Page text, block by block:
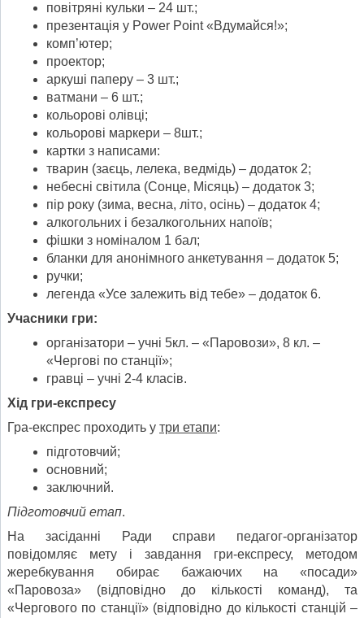
повітряні кульки – 24 шт.;
презентація у Power Point «Вдумайся!»;
комп’ютер;
проектор;
аркуші паперу – 3 шт.;
ватмани – 6 шт.;
кольорові олівці;
кольорові маркери – 8шт.;
картки з написами:
тварин (заєць, лелека, ведмідь) – додаток 2;
небесні світила (Сонце, Місяць) – додаток 3;
пір року (зима, весна, літо, осінь) – додаток 4;
алкогольних і безалкогольних напоїв;
фішки з номіналом 1 бал;
бланки для анонімного анкетування – додаток 5;
ручки;
легенда «Усе залежить від тебе» – додаток 6.
Учасники гри:
організатори – учні 5кл. – «Паровози», 8 кл. –
«Чергові по станції»;
гравці – учні 2-4 класів.
Хід гри-експресу
Гра-експрес проходить у три етапи:
підготовчий;
основний;
заключний.
Підготовчий етап.
На засіданні Ради справи педагог-організатор
повідомляє мету і завдання гри-експресу, методом
жеребкування обирає бажаючих на «посади»
«Паровоза» (відповідно до кількості команд), та
«Чергового по станції» (відповідно до кількості станцій –